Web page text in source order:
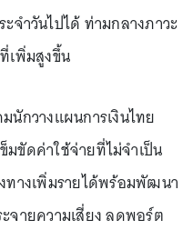
จำวันไปได้ ท่ามกลางภาวะ
เพิ่มสูงขึ้น
กวางแผนการเงินไทย
มขัดค่าใช้จ่ายที่ไม่จำเป็น
ทางเพิ่มรายได้พร้อมพัฒนา
จายความเสี่ยง ลดพอร์ต